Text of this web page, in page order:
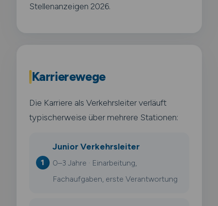
Stellenanzeigen 2026.
Karrierewege
Die Karriere als Verkehrsleiter verläuft
typischerweise über mehrere Stationen:
Junior Verkehrsleiter
0–3 Jahre · Einarbeitung,
Fachaufgaben, erste Verantwortung